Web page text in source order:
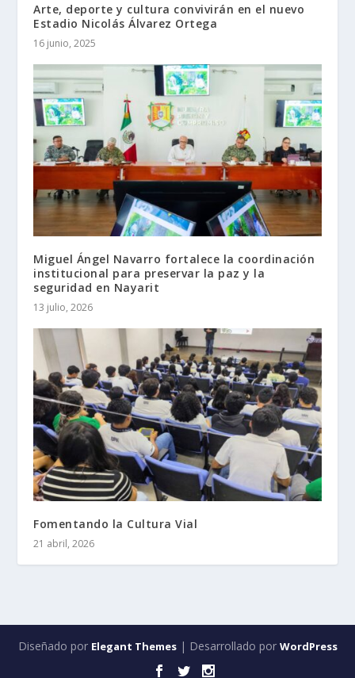
Arte, deporte y cultura convivirán en el nuevo
Estadio Nicolás Álvarez Ortega
16 junio, 2025
Miguel Ángel Navarro fortalece la coordinación
institucional para preservar la paz y la
seguridad en Nayarit
13 julio, 2026
Fomentando la Cultura Vial
21 abril, 2026
Diseñado por Elegant Themes| Desarrollado por WordPress